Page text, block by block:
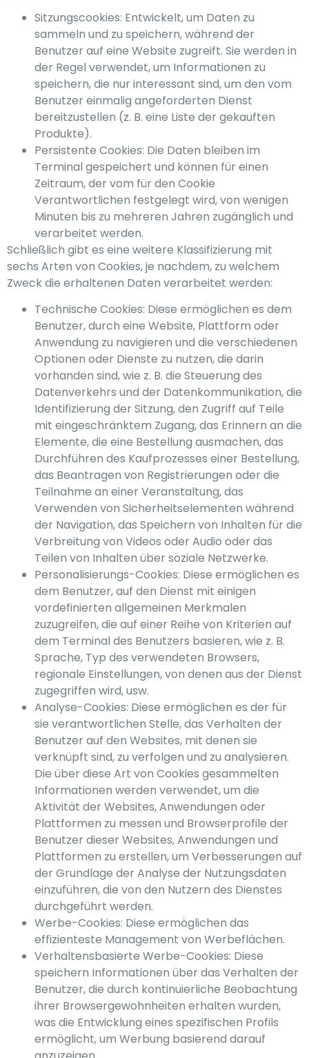
Sitzungscookies: Entwickelt, um Daten zu
sammeln und zu speichern, während der
Benutzer auf eine Website zugreift. Sie werden in
der Regel verwendet, um Informationen zu
speichern, die nur interessant sind, um den vom
Benutzer einmalig angeforderten Dienst
bereitzustellen (z. B. eine Liste der gekauften
Produkte).
Persistente Cookies: Die Daten bleiben im
Terminal gespeichert und können für einen
Zeitraum, der vom für den Cookie
Verantwortlichen festgelegt wird, von wenigen
Minuten bis zu mehreren Jahren zugänglich und
verarbeitet werden.
Schließlich gibt es eine weitere Klassifizierung mit
sechs Arten von Cookies, je nachdem, zu welchem
Zweck die erhaltenen Daten verarbeitet werden:
Technische Cookies: Diese ermöglichen es dem
Benutzer, durch eine Website, Plattform oder
Anwendung zu navigieren und die verschiedenen
Optionen oder Dienste zu nutzen, die darin
vorhanden sind, wie z. B. die Steuerung des
Datenverkehrs und der Datenkommunikation, die
Identifizierung der Sitzung, den Zugriff auf Teile
mit eingeschränktem Zugang, das Erinnern an die
Elemente, die eine Bestellung ausmachen, das
Durchführen des Kaufprozesses einer Bestellung,
das Beantragen von Registrierungen oder die
Teilnahme an einer Veranstaltung, das
Verwenden von Sicherheitselementen während
der Navigation, das Speichern von Inhalten für die
Verbreitung von Videos oder Audio oder das
Teilen von Inhalten über soziale Netzwerke.
Personalisierungs-Cookies: Diese ermöglichen es
dem Benutzer, auf den Dienst mit einigen
vordefinierten allgemeinen Merkmalen
zuzugreifen, die auf einer Reihe von Kriterien auf
dem Terminal des Benutzers basieren, wie z. B.
Sprache, Typ des verwendeten Browsers,
regionale Einstellungen, von denen aus der Dienst
zugegriffen wird, usw.
Analyse-Cookies: Diese ermöglichen es der für
sie verantwortlichen Stelle, das Verhalten der
Benutzer auf den Websites, mit denen sie
verknüpft sind, zu verfolgen und zu analysieren.
Die über diese Art von Cookies gesammelten
Informationen werden verwendet, um die
Aktivität der Websites, Anwendungen oder
Plattformen zu messen und Browserprofile der
Benutzer dieser Websites, Anwendungen und
Plattformen zu erstellen, um Verbesserungen auf
der Grundlage der Analyse der Nutzungsdaten
einzuführen, die von den Nutzern des Dienstes
durchgeführt werden.
Werbe-Cookies: Diese ermöglichen das
effizienteste Management von Werbeflächen.
Verhaltensbasierte Werbe-Cookies: Diese
speichern Informationen über das Verhalten der
Benutzer, die durch kontinuierliche Beobachtung
ihrer Browsergewohnheiten erhalten wurden,
was die Entwicklung eines spezifischen Profils
ermöglicht, um Werbung basierend darauf